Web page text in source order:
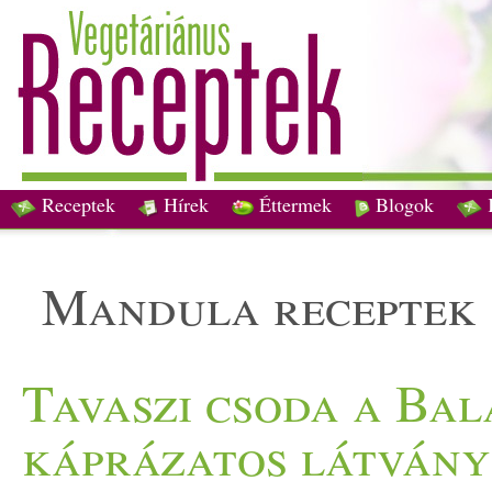
Receptek Hírek Éttermek Blogok
mandula receptek
Tavaszi csoda a
káprázatos